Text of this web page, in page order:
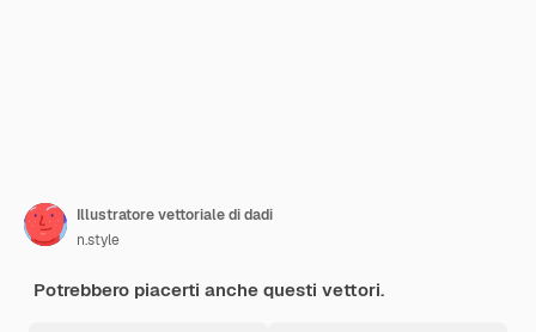
Illustratore vettoriale di dadi
n.style
Potrebbero piacerti anche questi vettori.